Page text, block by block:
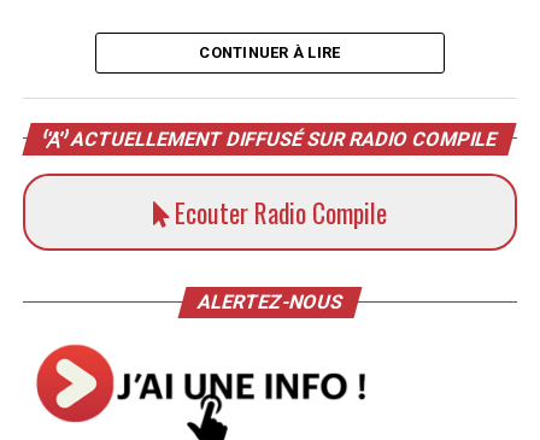
CONTINUER À LIRE
ACTUELLEMENT DIFFUSÉ SUR RADIO COMPILE
Ecouter Radio Compile
ALERTEZ-NOUS